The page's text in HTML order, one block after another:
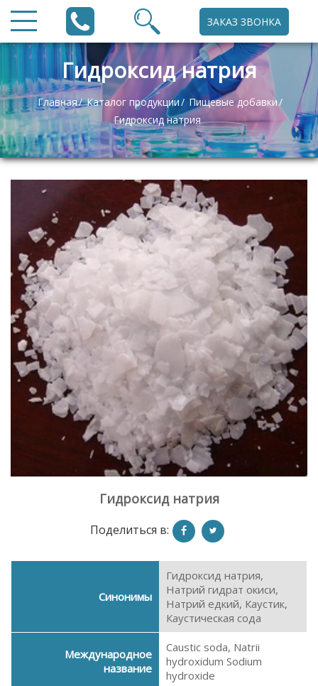
Гидроксид натрия
Главная Каталог продукции
Пищевые добавки
Гидроксид натрия
Гидроксид натрия
Поделиться в:
Синонимы
Гидроксид натрия,
Натрий гидрат окиси,
Натрий едкий, Каустик,
Каустическая сода
Международное
название
Caustic soda, Natrii
hydroxidum Sodium
hydroxide
ЗАКАЗ ЗВОНКА